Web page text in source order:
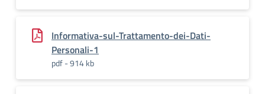
Informativa-sul-Trattamento-dei-Dati-
Personali-1
pdf - 914 kb